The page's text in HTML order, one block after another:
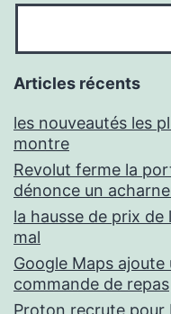
Articles récents
les nouveautés les
montre
Revolut ferme la
dénonce un
la hausse de prix
mal
Google Maps
commande de repas
Proton recrute pour